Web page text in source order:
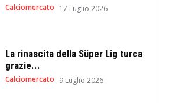
Calciomercato 17 Luglio 2026
La rinascita della Süper Lig turca
grazie...
Calciomercato 9 Luglio 2026